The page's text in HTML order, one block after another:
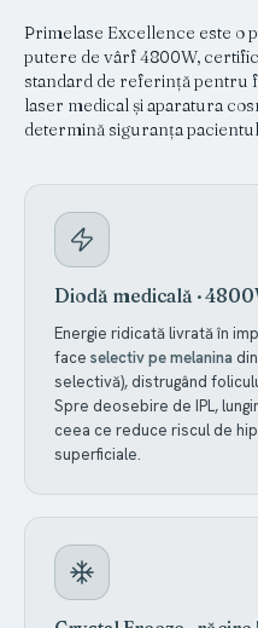
Primelase Excellence este o
putere de vârf 4800W,
standard de referință pentru
laser medical și aparatura
determină siguranța
Diodă medicală ·
Energie ridicată livrată în
faceselectiv pe melanina
selectivă), distrugând
Spre deosebire de IPL,
ceea ce reduce riscul de
superficiale.